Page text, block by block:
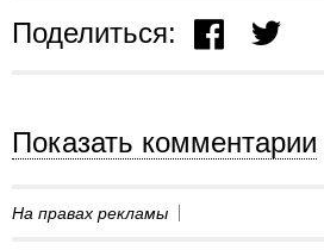
Поделиться:
Показать комментарии
На правах рекламы